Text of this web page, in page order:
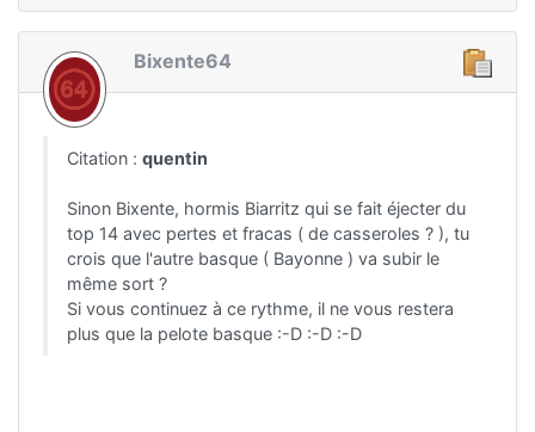
Bixente64
Citation : quentin
Sinon Bixente, hormis Biarritz qui se fait éjecter du
top 14 avec pertes et fracas ( de casseroles ? ), tu
crois que l'autre basque ( Bayonne ) va subir le
même sort ?
Si vous continuez à ce rythme, il ne vous restera
plus que la pelote basque :-D :-D :-D